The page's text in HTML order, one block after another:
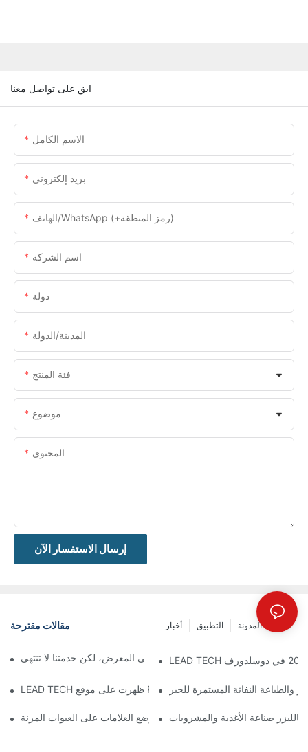
ابق على تواصل معنا
الاسم الكامل
بريد إلكتروني
الهاتف/WhatsApp (+رمز المنطقة)
اسم الشركة
دولة
المدينة/الدولة
فئة المنتج
موضوع
المحتوى
إرسال الاستفسار الآن
مقالات مقترحة مشاركة المدونة التطبيق أخبار
معرض بروباك الصين 2026 | ينتهي المعرض، لكن خدمتنا لا تنتهي
والطباعة النفاثة المستمرة للحبر
اختيار أفضل التقنيات لترميز ووضع العلامات على العبوات المرنة
بالليزر صناعة الأغذية والمشروبات